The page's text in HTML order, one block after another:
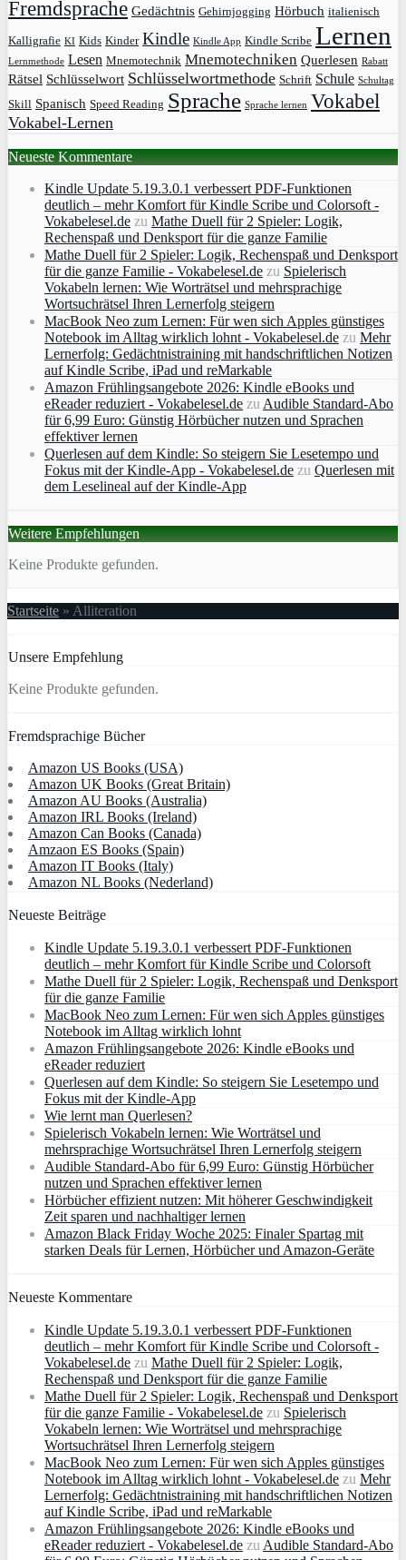
Fremdsprache Gedächtnis Gehirnjogging Hörbuch italienisch
Kalligrafie KI Kids Kinder Kindle Kindle App Kindle Scribe Lernen
Lernmethode Lesen Mnemotechnik Mnemotechniken Querlesen Rabatt
Rätsel Schlüsselwort Schlüsselwortmethode Schrift Schule Schultag
Skill Spanisch Speed Reading Sprache Sprache lernen Vokabel
Vokabel-Lernen
Neueste Kommentare
Kindle Update 5.19.3.0.1 verbessert PDF-Funktionen
deutlich – mehr Komfort für Kindle Scribe und Colorsoft -
Vokabelesel.de zu Mathe Duell für 2 Spieler: Logik,
Rechenspaß und Denksport für die ganze Familie
Mathe Duell für 2 Spieler: Logik, Rechenspaß und Denksport
für die ganze Familie - Vokabelesel.de zu Spielerisch
Vokabeln lernen: Wie Worträtsel und mehrsprachige
Wortsuchrätsel Ihren Lernerfolg steigern
MacBook Neo zum Lernen: Für wen sich Apples günstiges
Notebook im Alltag wirklich lohnt - Vokabelesel.de zu Mehr
Lernerfolg: Gedächtnistraining mit handschriftlichen Notizen
auf Kindle Scribe, iPad und reMarkable
Amazon Frühlingsangebote 2026: Kindle eBooks und
eReader reduziert - Vokabelesel.de zu Audible Standard-Abo
für 6,99 Euro: Günstig Hörbücher nutzen und Sprachen
effektiver lernen
Querlesen auf dem Kindle: So steigern Sie Lesetempo und
Fokus mit der Kindle-App - Vokabelesel.de zu Querlesen mit
dem Leselineal auf der Kindle-App
Weitere Empfehlungen
Keine Produkte gefunden.
Startseite » Alliteration
Unsere Empfehlung
Keine Produkte gefunden.
Fremdsprachige Bücher
Amazon US Books (USA)
Amazon UK Books (Great Britain)
Amazon AU Books (Australia)
Amazon IRL Books (Ireland)
Amazon Can Books (Canada)
Amzaon ES Books (Spain)
Amazon IT Books (Italy)
Amazon NL Books (Nederland)
Neueste Beiträge
Kindle Update 5.19.3.0.1 verbessert PDF-Funktionen
deutlich – mehr Komfort für Kindle Scribe und Colorsoft
Mathe Duell für 2 Spieler: Logik, Rechenspaß und Denksport
für die ganze Familie
MacBook Neo zum Lernen: Für wen sich Apples günstiges
Notebook im Alltag wirklich lohnt
Amazon Frühlingsangebote 2026: Kindle eBooks und
eReader reduziert
Querlesen auf dem Kindle: So steigern Sie Lesetempo und
Fokus mit der Kindle-App
Wie lernt man Querlesen?
Spielerisch Vokabeln lernen: Wie Worträtsel und
mehrsprachige Wortsuchrätsel Ihren Lernerfolg steigern
Audible Standard-Abo für 6,99 Euro: Günstig Hörbücher
nutzen und Sprachen effektiver lernen
Hörbücher effizient nutzen: Mit höherer Geschwindigkeit
Zeit sparen und nachhaltiger lernen
Amazon Black Friday Woche 2025: Finaler Spartag mit
starken Deals für Lernen, Hörbücher und Amazon‑Geräte
Neueste Kommentare
Kindle Update 5.19.3.0.1 verbessert PDF-Funktionen
deutlich – mehr Komfort für Kindle Scribe und Colorsoft -
Vokabelesel.de zu Mathe Duell für 2 Spieler: Logik,
Rechenspaß und Denksport für die ganze Familie
Mathe Duell für 2 Spieler: Logik, Rechenspaß und Denksport
für die ganze Familie - Vokabelesel.de zu Spielerisch
Vokabeln lernen: Wie Worträtsel und mehrsprachige
Wortsuchrätsel Ihren Lernerfolg steigern
MacBook Neo zum Lernen: Für wen sich Apples günstiges
Notebook im Alltag wirklich lohnt - Vokabelesel.de zu Mehr
Lernerfolg: Gedächtnistraining mit handschriftlichen Notizen
auf Kindle Scribe, iPad und reMarkable
Amazon Frühlingsangebote 2026: Kindle eBooks und
eReader reduziert - Vokabelesel.de zu Audible Standard-Abo